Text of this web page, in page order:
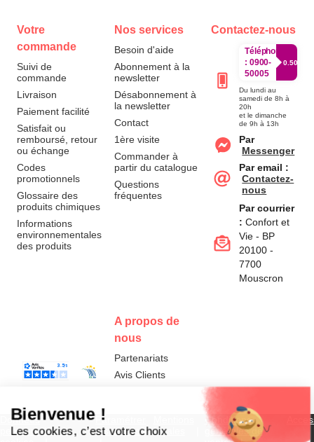
Votre
commande
Suivi de
commande
Livraison
Paiement facilité
Satisfait ou
remboursé, retour
ou échange
Codes
promotionnels
Glossaire des
produits chimiques
Informations
environnementales
des produits
Nos services
Besoin d'aide
Abonnement à la
newsletter
Désabonnement à
la newsletter
Contact
1ère visite
Commander à
partir du catalogue
Questions
fréquentes
A propos de
nous
Partenariats
Avis Clients
Contactez-nous
Téléphone
: 0900-
50005
0.50€/
Du lundi au
samedi de 8h à
20h
et le dimanche
de 9h à 13h
Par
Messenger
Par email :
Contactez-
nous
Par courrier
: Confort et
Vie - BP
20100 -
7700
Mouscron
Données
personnelles et
Paramétrer
les cookies
légales
Conditions
générales de